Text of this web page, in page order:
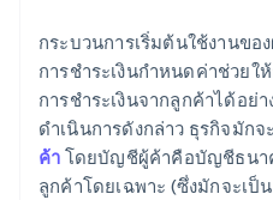
กระบวนการเริ่มต้นใช้งานข
การชำระเงินกำหนดค่าช่วย
การชำระเงินจากลูกค้าได้อย่
ดำเนินการดังกล่าว ธุรกิจมัก
ค้า โดยบัญชีผู้ค้าคือบัญชีธนาค
ลูกค้าโดยเฉพาะ (ซึ่งมักจะเป็